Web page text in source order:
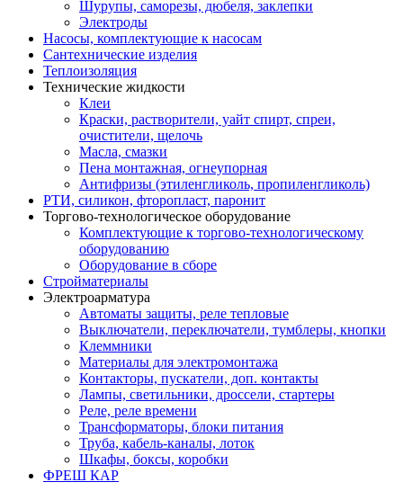
Шурупы, саморезы, дюбеля, заклепки
Электроды
Насосы, комплектующие к насосам
Сантехнические изделия
Теплоизоляция
Технические жидкости
Клеи
Краски, растворители, уайт спирт, спреи,
очистители, щелочь
Масла, смазки
Пена монтажная, огнеупорная
Антифризы (этиленгликоль, пропиленгликоль)
РТИ, силикон, фторопласт, паронит
Торгово-технологическое оборудование
Комплектующие к торгово-технологическому
оборудованию
Оборудование в сборе
Стройматериалы
Электроарматура
Автоматы защиты, реле тепловые
Выключатели, переключатели, тумблеры, кнопки
Клеммники
Материалы для электромонтажа
Контакторы, пускатели, доп. контакты
Лампы, светильники, дроссели, стартеры
Реле, реле времени
Трансформаторы, блоки питания
Труба, кабель-каналы, лоток
Шкафы, боксы, коробки
ФРЕШ КАР